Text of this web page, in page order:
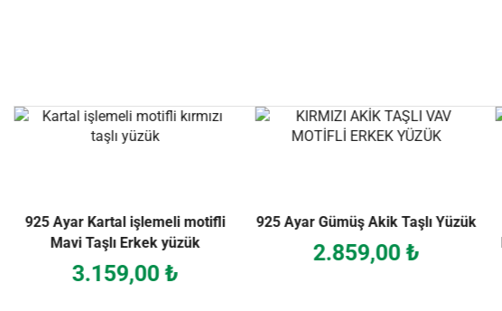
925 Ayar Kartal işlemeli motifli
Mavi Taşlı Erkek yüzük
3.159,00₺
925 Ayar Gümüş Akik Taşlı Yüzük
2.859,00₺